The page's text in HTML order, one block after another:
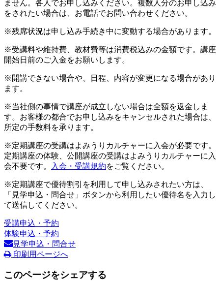
ません。各人でお申し込みください。複数人分のお申し込み
をされたい場合は、お電話でお問い合わせください。
※残席状況は申し込み手続き中に変動する場合があります。
※受講料や維持費、教材費等は消費税込みの金額です。講座
開始日前のご入金をお願いします。
※開講できない場合や、日程、内容が変更になる場合があり
ます。
※当社側の事情で講座が成立しない場合は全額を返金しま
す。お客様の都合でお申し込みをキャンセルされた場合は、
所定の手数料を承ります。
※定期講座の受講はよみうりカルチャーに入会が必要です。
定期講座の体験、公開講座の受講はよみうりカルチャーに入
会不要です。
入会・受講規約をご覧ください。
※定期講座で優待割引を利用して申し込みされたい方は、
「見学申込・問合せ」ボタンから利用したい優待名を入力し
て送信してください。
受講申込・予約
体験申込・予約
見学申込・問合せ
印刷用ページへ
このページをシェアする